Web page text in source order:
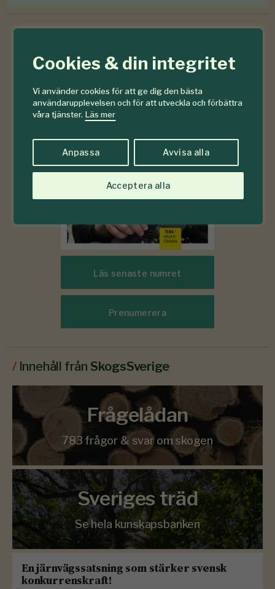
Cookies & din integritet
Vi använder cookies för att ge dig den bästa
användarupplevelsen och för att utveckla och förbättra
våra tjänster. Läs mer
Anpassa Avvisa alla
Acceptera alla
#6-7
Läs senaste numret
Prenumerera
/ Innehåll från SkogsSverige
Frågelådan
783 frågor & svar om skogen
Sveriges träd
Se hela kunskapsbanken
En järnvägssatsning som stärker svensk
konkurrenskraft!